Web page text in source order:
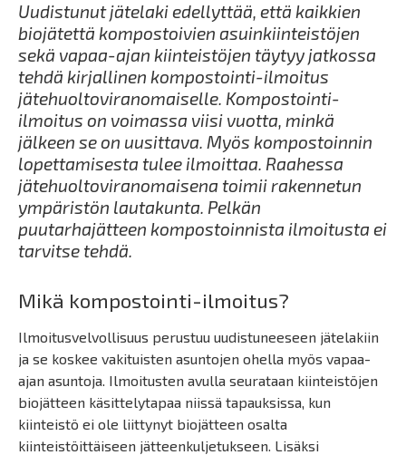
Uudistunut jätelaki edellyttää, että kaikkien
biojätettä kompostoivien asuinkiinteistöjen
sekä vapaa-ajan kiinteistöjen täytyy jatkossa
tehdä kirjallinen kompostointi-ilmoitus
jätehuoltoviranomaiselle. Kompostointi-
ilmoitus on voimassa viisi vuotta, minkä
jälkeen se on uusittava. Myös kompostoinnin
lopettamisesta tulee ilmoittaa. Raahessa
jätehuoltoviranomaisena toimii rakennetun
ympäristön lautakunta. Pelkän
puutarhajätteen kompostoinnista ilmoitusta ei
tarvitse tehdä.
Mikä kompostointi-ilmoitus?
Ilmoitusvelvollisuus perustuu uudistuneeseen jätelakiin
ja se koskee vakituisten asuntojen ohella myös vapaa-
ajan asuntoja. Ilmoitusten avulla seurataan kiinteistöjen
biojätteen käsittelytapaa niissä tapauksissa, kun
kiinteistö ei ole liittynyt biojätteen osalta
kiinteistöittäiseen jätteenkuljetukseen. Lisäksi